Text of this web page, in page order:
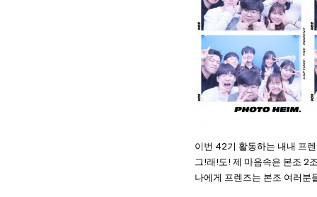
이번 42기 활동하는 내내 프
그!래!도! 제 마음속은 본조 2
나에게 프렌즈는 본조 여러분